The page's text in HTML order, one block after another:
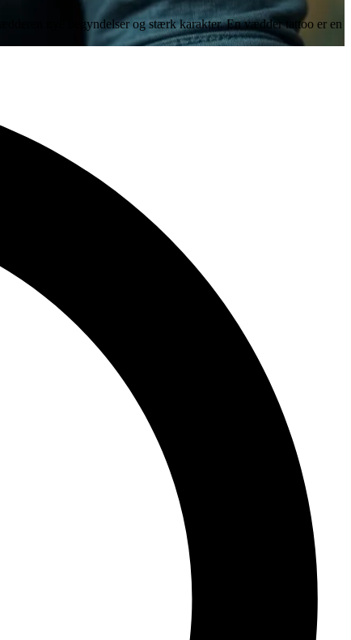
nye begyndelser og stærk karakter. En vædder tattoo er en